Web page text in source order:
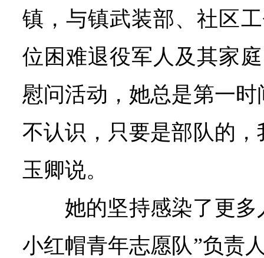
镇，与镇武装部、社区
位困难退役军人及其家
慰问活动，她总是第一
不认识，只要是部队的
玉卿说。
她的坚持感染了更
小红帽青年志愿队”负责